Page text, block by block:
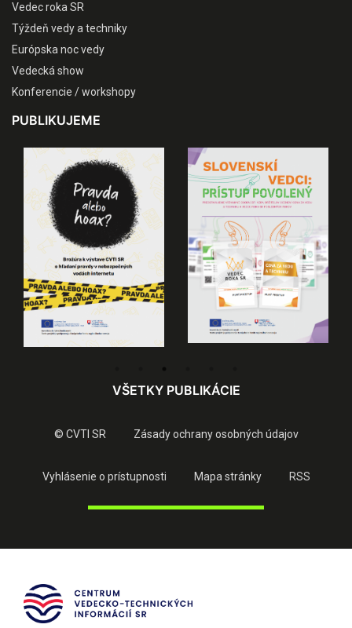
Vedec roka SR
Týždeň vedy a techniky
Európska noc vedy
Vedecká show
Konferencie / workshopy
PUBLIKUJEME
VŠETKY PUBLIKÁCIE
© CVTI SR Zásady ochrany osobných údajov
Vyhlásenie o prístupnosti Mapa stránky RSS